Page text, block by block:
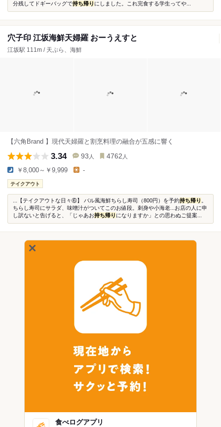
分残してドギーバッグで持ち帰り にしました。これ完食する学生ってや...
穴子印 江坂海鮮天婦羅 おーうえすと
江坂駅 111m / 天ぷら、海鮮
【六角Brand 】現代天婦羅と割烹料理の融合が五感に響く
3.34 93 人 4762 人
￥8,000～￥9,999 -
テイクアウト
...【テイクアウトな日々⑥】 バル風海鮮ちらし寿司（800円）を予約持ち帰り
ちらし寿司にサラダ、味噌汁がついてこのお値段。刺身や小海老...お店の人に申
し訳ないと告げると、「じゃあお持ち帰り になりますか」との思わぬご提案...
食べログアプリ